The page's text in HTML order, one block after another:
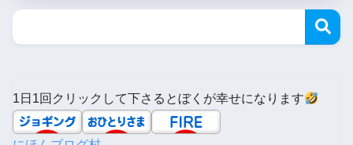
1日1回クリックして下さるとぼくが幸せになります